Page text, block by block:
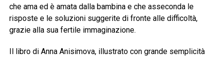
che ama ed è amata dalla bambina e che asseconda le
risposte e le soluzioni suggerite di fronte alle difficoltà,
grazie alla sua fertile immaginazione.
Il libro di Anna Anisimova, illustrato con grande semplicità